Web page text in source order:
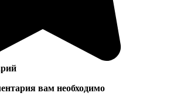
вам необходимо